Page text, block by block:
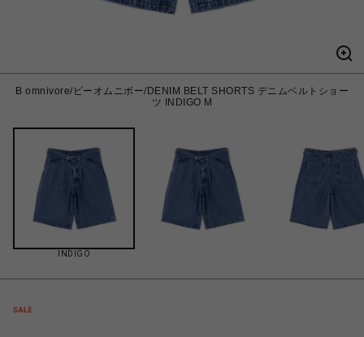
B omnivore/ビーオムニボー/DENIM BELT SHORTS デニムベルトショー
ツ INDIGO M
INDIGO